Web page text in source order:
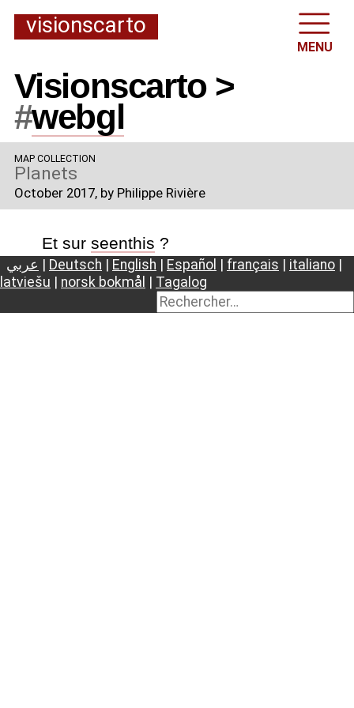
visionscarto
MENU
Visionscarto >
#webgl
MAP COLLECTION
Planets
October 2017, by Philippe Rivière
Et sur seenthis ?
عربي Deutsch English Español français italiano
latviešu
norsk bokmål Tagalog